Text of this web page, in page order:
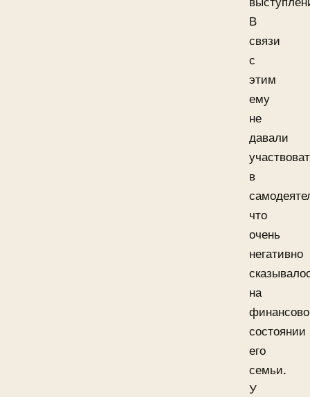
В
связи
с
этим
ему
не
давали
в
что
очень
негативно
на
состоянии
его
семьи.
У